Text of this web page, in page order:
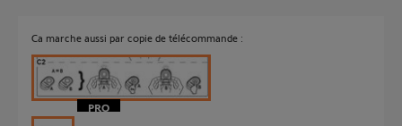
Ca marche aussi par copie de télécommande :